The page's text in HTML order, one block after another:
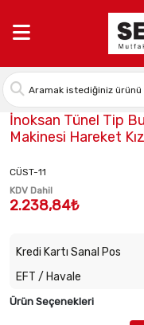
Stok Kodu:2042330122
İnoksan Tünel Tip
Makinesi Hareket
CÜST-11
KDV Dahil
2.238,84₺
Kredi Kartı Sanal Pos
EFT / Havale
Ürün Seçenekleri